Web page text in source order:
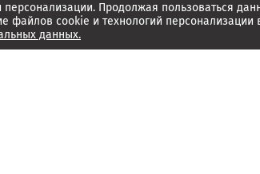
Продолжая пользоваться
файлов cookie и технологий персонализации
данных.